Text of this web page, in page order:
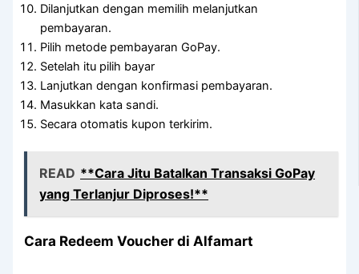
Dilanjutkan dengan memilih melanjutkan
pembayaran.
Pilih metode pembayaran GoPay.
Setelah itu pilih bayar
Lanjutkan dengan konfirmasi pembayaran.
Masukkan kata sandi.
Secara otomatis kupon terkirim.
READ **Cara Jitu Batalkan Transaksi GoPay
yang Terlanjur Diproses!**
Cara Redeem Voucher di Alfamart